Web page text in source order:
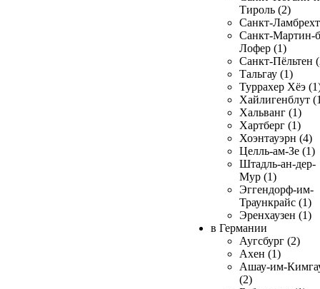
Тироль (2)
Санкт-
Санкт-Мартин-
Лофер (1)
Санкт-Пёльтен
Тальгау (1)
Туррахер Хёэ
Хайлигенблут
Хальванг (1)
Хартберг (1)
Хоэнтауэрн (4)
Целль-ам-Зе (1)
Штадль-ан-дер-
Мур (1)
Эггендорф-им-
Траункрайс (1)
Эренхаузен (1)
в Германии
Аугсбург (2)
Ахен (1)
Ашау-им-
(2)